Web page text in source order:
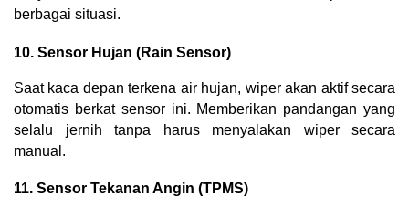
berbagai situasi.
10. Sensor Hujan (Rain Sensor)
Saat kaca depan terkena air hujan, wiper akan aktif secara
otomatis berkat sensor ini. Memberikan pandangan yang
selalu jernih tanpa harus menyalakan wiper secara
manual.
11. Sensor Tekanan Angin (TPMS)